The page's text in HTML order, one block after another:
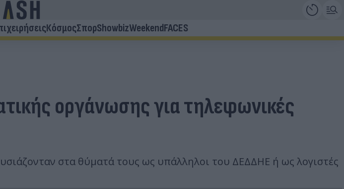
ΚόσμοςΣπορShowbizWeekendFACES
οργάνωσης για τηλεφωνικές
στα θύματά τους ως υπάλληλοι του ΔΕΔΔΗΕ ή ως λογιστές